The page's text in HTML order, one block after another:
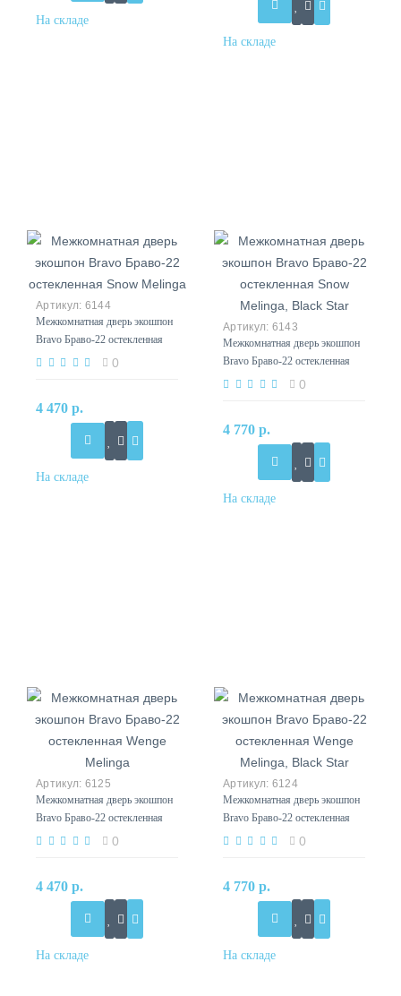
6144
Межкомнатная дверь экошпон
Bravo Браво-22 остекленная
Snow Melinga
0
4 470 р.
6143
Межкомнатная дверь экошпон
Bravo Браво-22 остекленная
Snow Melinga, Black Star
0
4 770 р.
6125
Межкомнатная дверь экошпон
Bravo Браво-22 остекленная
Wenge Melinga
0
4 470 р.
6124
Межкомнатная дверь экошпон
Bravo Браво-22 остекленная
Wenge Melinga, Black Star
0
4 770 р.